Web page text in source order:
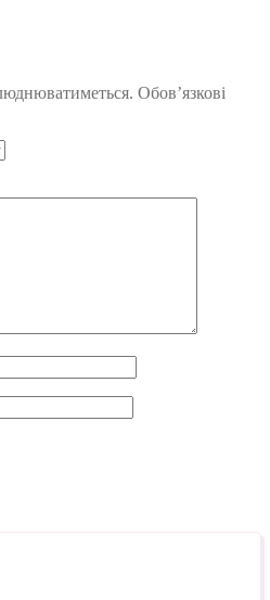
Обов’язкові